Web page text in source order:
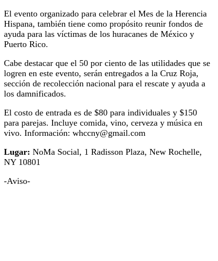
El evento organizado para celebrar el Mes de la Herencia
Hispana, también tiene como propósito reunir fondos de
ayuda para las víctimas de los huracanes de México y
Puerto Rico.
Cabe destacar que el 50 por ciento de las utilidades que se
logren en este evento, serán entregados a la Cruz Roja,
sección de recolección nacional para el rescate y ayuda a
los damnificados.
El costo de entrada es de $80 para individuales y $150
para parejas. Incluye comida, vino, cerveza y música en
vivo. Información: whccny@gmail.com
Lugar: NoMa Social, 1 Radisson Plaza, New Rochelle,
NY 10801
-Aviso-